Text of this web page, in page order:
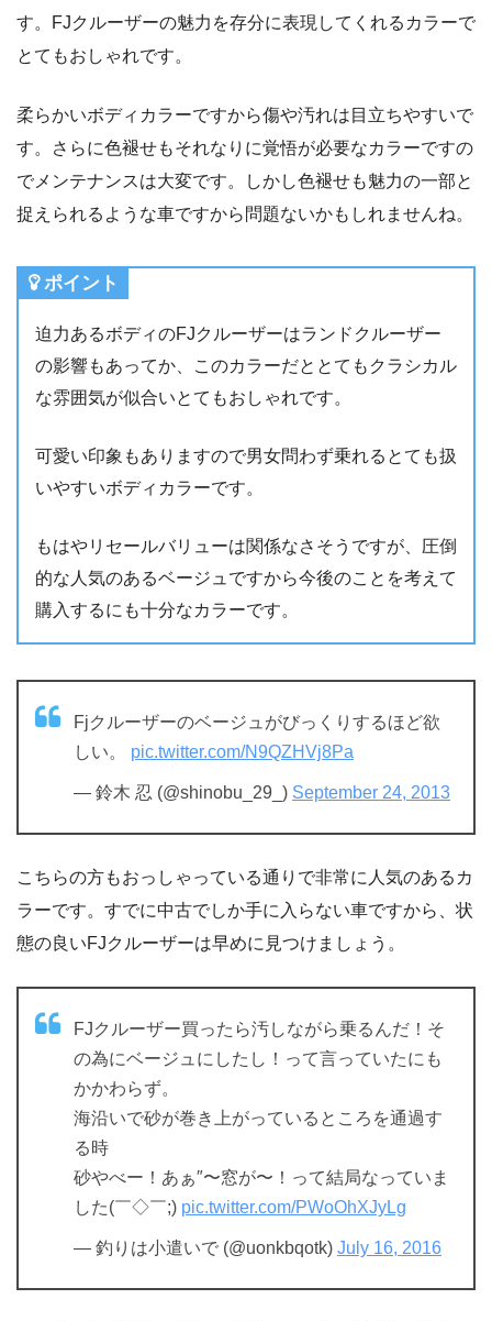
す。FJクルーザーの魅力を存分に表現してくれるカラーで
とてもおしゃれです。
柔らかいボディカラーですから傷や汚れは目立ちやすいで
す。さらに色褪せもそれなりに覚悟が必要なカラーですの
でメンテナンスは大変です。しかし色褪せも魅力の一部と
捉えられるような車ですから問題ないかもしれませんね。
ポイント
迫力あるボディのFJクルーザーはランドクルーザー
の影響もあってか、このカラーだととてもクラシカル
な雰囲気が似合いとてもおしゃれです。
可愛い印象もありますので男女問わず乗れるとても扱
いやすいボディカラーです。
もはやリセールバリューは関係なさそうですが、圧倒
的な人気のあるベージュですから今後のことを考えて
購入するにも十分なカラーです。
Fjクルーザーのベージュがびっくりするほど欲
しい。 pic.twitter.com/N9QZHVj8Pa
— 鈴木 忍 (@shinobu_29_) September 24, 2013
こちらの方もおっしゃっている通りで非常に人気のあるカ
ラーです。すでに中古でしか手に入らない車ですから、状
態の良いFJクルーザーは早めに見つけましょう。
FJクルーザー買ったら汚しながら乗るんだ！そ
の為にベージュにしたし！って言っていたにも
かかわらず。
海沿いで砂が巻き上がっているところを通過す
る時
砂やべー！あぁ″〜窓が〜！って結局なっていま
した(￣◇￣;) pic.twitter.com/PWoOhXJyLg
— 釣りは小遣いで (@uonkbqotk) July 16, 2016